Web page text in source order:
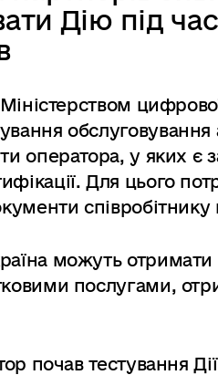
Дію під час
обслуговування
оператора, у яких є
Для цього
співробітнику
можуть отримати
послугами,
почав тестування